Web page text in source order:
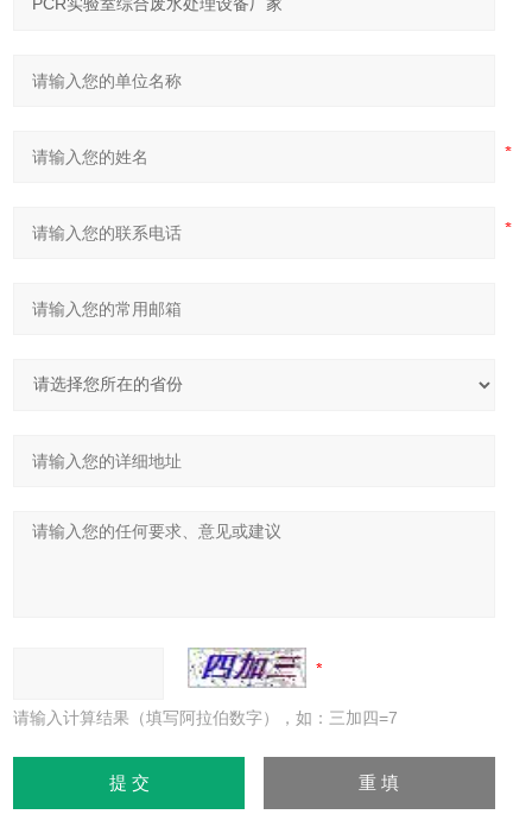
请输入计算结果（填写阿拉伯数字），如：三加四=7